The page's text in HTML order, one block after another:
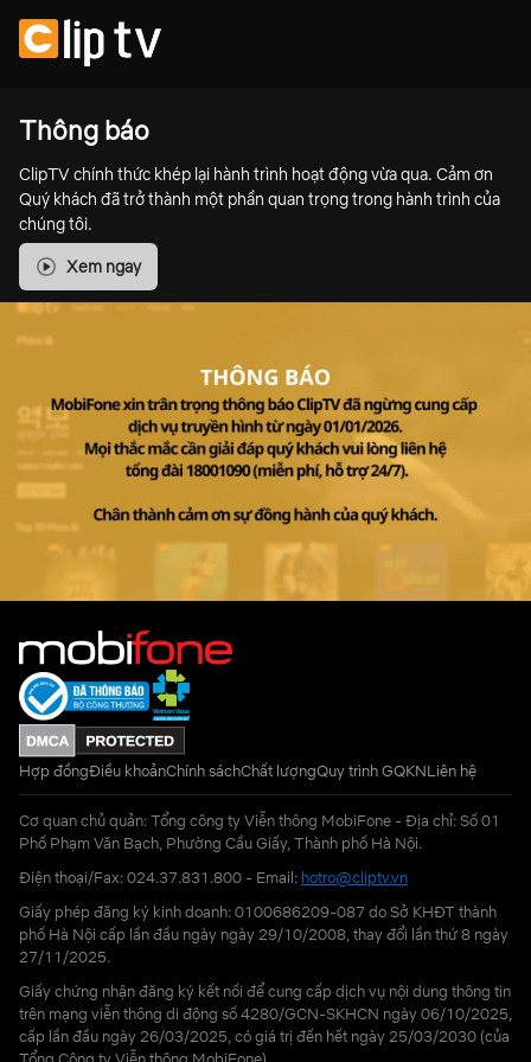
Thông báo
ClipTV chính thức khép lại hành trình hoạt động vừa qua. Cảm ơn
Quý khách đã trở thành một phần quan trọng trong hành trình của
chúng tôi.
Xem ngay
Hợp đồngĐiều khoảnChính sáchChất lượngQuy trình GQKNLiên hệ
Cơ quan chủ quản: Tổng công ty Viễn thông MobiFone - Địa chỉ: Số 01
Phố Phạm Văn Bạch, Phường Cầu Giấy, Thành phố Hà Nội.
Điện thoại/Fax: 024.37.831.800 - Email: hotro@cliptv.vn
Giấy phép đăng ký kinh doanh: 0100686209-087 do Sở KHĐT thành
phố Hà Nội cấp lần đầu ngày ngày 29/10/2008, thay đổi lần thứ 8 ngày
27/11/2025.
Giấy chứng nhận đăng ký kết nối để cung cấp dịch vụ nội dung thông tin
trên mạng viễn thông di động số 4280/GCN-SKHCN ngày 06/10/2025,
cấp lần đầu ngày 26/03/2025, có giá trị đến hết ngày 25/03/2030 (của